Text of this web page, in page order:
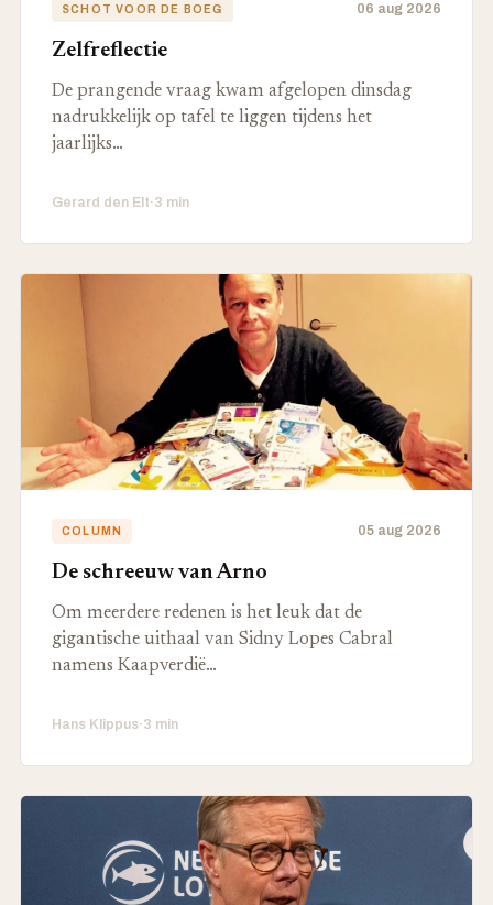
SCHOT VOOR DE BOEG 06 aug 2026
Zelfreflectie
De prangende vraag kwam afgelopen dinsdag
nadrukkelijk op tafel te liggen tijdens het
jaarlijks…
Gerard den Elt·3 min
COLUMN 05 aug 2026
De schreeuw van Arno
Om meerdere redenen is het leuk dat de
gigantische uithaal van Sidny Lopes Cabral
namens Kaapverdië…
Hans Klippus·3 min